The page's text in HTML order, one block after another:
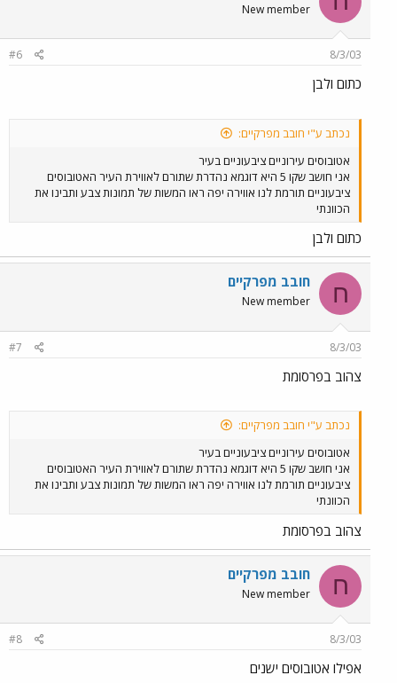
New member
8/3/03
#6
כתום ולבן
נכתב ע"י חובב מפרקיים:
אטובוסים עירוניים ציבעוניים בעיר
אני חושב שקו 5 היא דוגמא נהדרת שתורם לאווירת העיר האטובוסים
ציבעוניים תורמת לנו אווירה יפה ראו המשות של תמונות צבע ותבינו את
הכוונתי
כתום ולבן
ח חובב מפרקיים
New member
8/3/03
#7
צהוב בפרסומת
נכתב ע"י חובב מפרקיים:
אטובוסים עירוניים ציבעוניים בעיר
אני חושב שקו 5 היא דוגמא נהדרת שתורם לאווירת העיר האטובוסים
ציבעוניים תורמת לנו אווירה יפה ראו המשות של תמונות צבע ותבינו את
הכוונתי
צהוב בפרסומת
ח חובב מפרקיים
New member
8/3/03
#8
אפילו אטובוסים ישנים